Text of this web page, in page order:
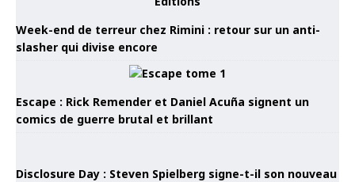
Week-end de terreur chez Rimini : retour sur un anti-
slasher qui divise encore
Escape : Rick Remender et Daniel Acuña signent un
comics de guerre brutal et brillant
Disclosure Day : Steven Spielberg signe-t-il son nouveau